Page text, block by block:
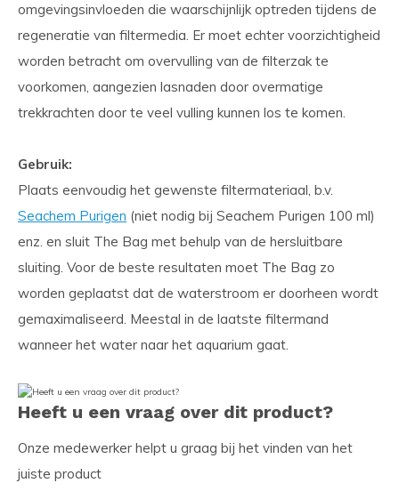
omgevingsinvloeden die waarschijnlijk optreden tijdens de
regeneratie van filtermedia. Er moet echter voorzichtigheid
worden betracht om overvulling van de filterzak te
voorkomen, aangezien lasnaden door overmatige
trekkrachten door te veel vulling kunnen los te komen.
Gebruik:
Plaats eenvoudig het gewenste filtermateriaal, b.v.
Seachem Purigen (niet nodig bij Seachem Purigen 100 ml)
enz. en sluit The Bag met behulp van de hersluitbare
sluiting. Voor de beste resultaten moet The Bag zo
worden geplaatst dat de waterstroom er doorheen wordt
gemaximaliseerd. Meestal in de laatste filtermand
wanneer het water naar het aquarium gaat.
Heeft u een vraag over dit product?
Onze medewerker helpt u graag bij het vinden van het
juiste product